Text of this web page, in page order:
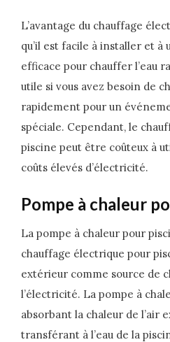
L’avantage du chauffage
qu’il est facile à installer et
efficace pour chauffer l’eau
utile si vous avez besoin de
rapidement pour un
spéciale. Cependant, le
piscine peut être coûteux à
coûts élevés d’électricité.
Pompe à chaleur
La pompe à chaleur pour
chauffage électrique pour
extérieur comme source de
l’électricité. La pompe à
absorbant la chaleur de l’air
transférant à l’eau de la